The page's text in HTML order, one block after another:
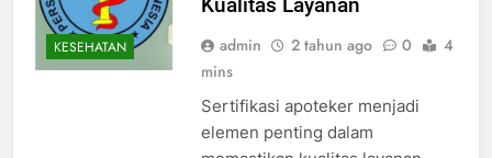
KESEHATAN
Kualitas Layanan
admin 2 tahun ago 0
4
mins
Sertifikasi apoteker menjadi
elemen penting dalam